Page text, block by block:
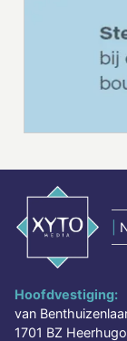
Hoofdvestiging:
van
1701 BZ